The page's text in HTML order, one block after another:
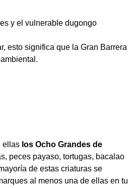
y el vulnerable dugongo
esto significa que la Gran Barrera
ellas los Ocho Grandes de
peces payaso, tortugas, bacalao
de estas criaturas se
al menos una de ellas en tu